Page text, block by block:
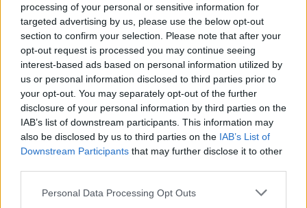
processing of your personal or sensitive information for
targeted advertising by us, please use the below opt-out
section to confirm your selection. Please note that after your
opt-out request is processed you may continue seeing
interest-based ads based on personal information utilized by
us or personal information disclosed to third parties prior to
your opt-out. You may separately opt-out of the further
disclosure of your personal information by third parties on the
IAB’s list of downstream participants. This information may
also be disclosed by us to third parties on the IAB’s List of
Downstream Participants that may further disclose it to other
Personal Data Processing Opt Outs